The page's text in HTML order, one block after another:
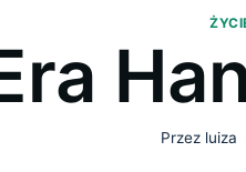
Przez luiza